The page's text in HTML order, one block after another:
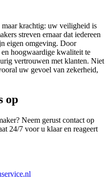
krachtig: uw veiligheid is
streven ernaar dat iedereen
eigen omgeving. Door
hoogwaardige kwaliteit te
vertrouwen met klanten. Niet
uw gevoel van zekerheid,
op
Neem gerust contact op
24/7 voor u klaar en reageert